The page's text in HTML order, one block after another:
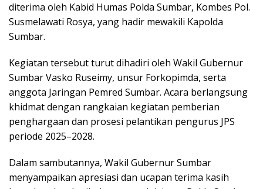
diterima oleh Kabid Humas Polda Sumbar, Kombes Pol.
Susmelawati Rosya, yang hadir mewakili Kapolda
Sumbar.
Kegiatan tersebut turut dihadiri oleh Wakil Gubernur
Sumbar Vasko Ruseimy, unsur Forkopimda, serta
anggota Jaringan Pemred Sumbar. Acara berlangsung
khidmat dengan rangkaian kegiatan pemberian
penghargaan dan prosesi pelantikan pengurus JPS
periode 2025–2028.
Dalam sambutannya, Wakil Gubernur Sumbar
menyampaikan apresiasi dan ucapan terima kasih